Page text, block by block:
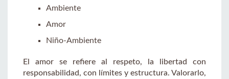
Ambiente
Amor
Niño-Ambiente
El amor se refiere al respeto, la libertad con
responsabilidad, con límites y estructura. Valorarlo,